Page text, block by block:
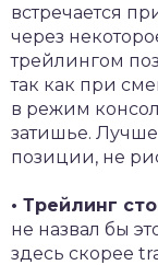
встречается
через
трейлингом
так как при
в режим
затишье. Лучше
позиции, не
• Трейлинг
не назвал бы
здесь скорее